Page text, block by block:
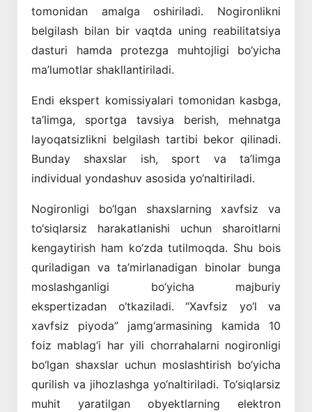
tomonidan amalga oshiriladi. Nogironlikni
belgilash bilan bir vaqtda uning reabilitatsiya
dasturi hamda protezga muhtojligi bo‘yicha
ma’lumotlar shakllantiriladi.
Endi ekspert komissiyalari tomonidan kasbga,
ta’limga, sportga tavsiya berish, mehnatga
layoqatsizlikni belgilash tartibi bekor qilinadi.
Bunday shaxslar ish, sport va ta’limga
individual yondashuv asosida yo‘naltiriladi.
Nogironligi bo‘lgan shaxslarning xavfsiz va
to‘siqlarsiz harakatlanishi uchun sharoitlarni
kengaytirish ham ko‘zda tutilmoqda. Shu bois
quriladigan va ta’mirlanadigan binolar bunga
moslashganligi bo‘yicha majburiy
ekspertizadan o‘tkaziladi. “Xavfsiz yo‘l va
xavfsiz piyoda” jamg‘armasining kamida 10
foiz mablag‘i har yili chorrahalarni nogironligi
bo‘lgan shaxslar uchun moslashtirish bo‘yicha
qurilish va jihozlashga yo‘naltiriladi. To‘siqlarsiz
muhit yaratilgan obyektlarning elektron